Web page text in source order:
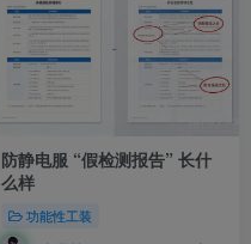
防静电服 “假检测报告” 长什
么样
功能性工装